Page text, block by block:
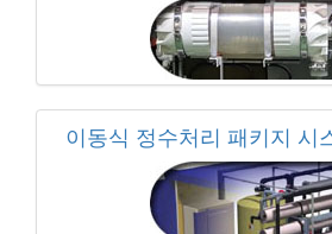
이동식 정수처리 패키지 시